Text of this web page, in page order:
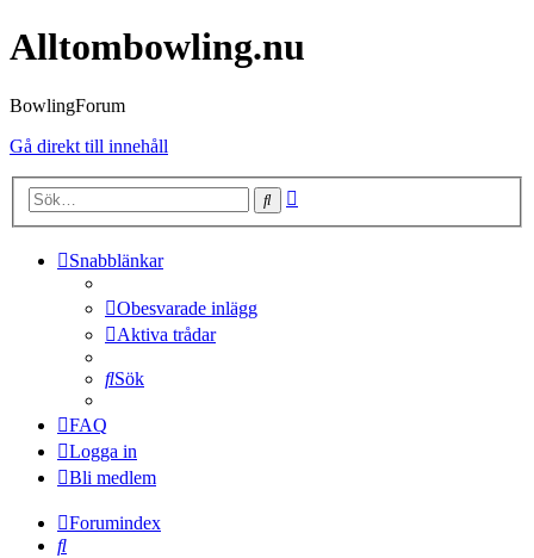
Alltombowling.nu
BowlingForum
Gå direkt till innehåll
Sök
Snabblänkar
Obesvarade inlägg
Aktiva trådar
Sök
FAQ
Logga in
Bli medlem
Forumindex
Sök